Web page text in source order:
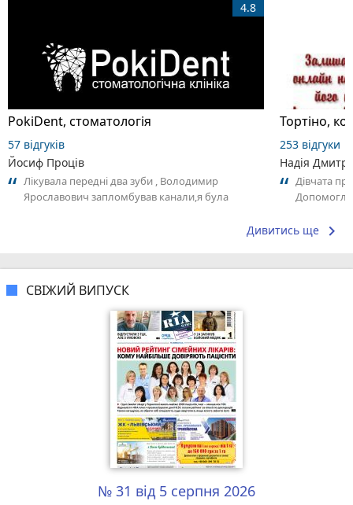
PokiDent, стоматологія
4.8
57 відгуків
Йосиф Проців
Лікувала передні два зуби , Володимир
Ярославович запломбував канали,я була
Тортіно,
253 відгуки
Надія
Дівчата
Допомогли
Дивитись ще keyboard_arrow_right
СВІЖИЙ ВИПУСК
№ 31 від 5 серпня 2026